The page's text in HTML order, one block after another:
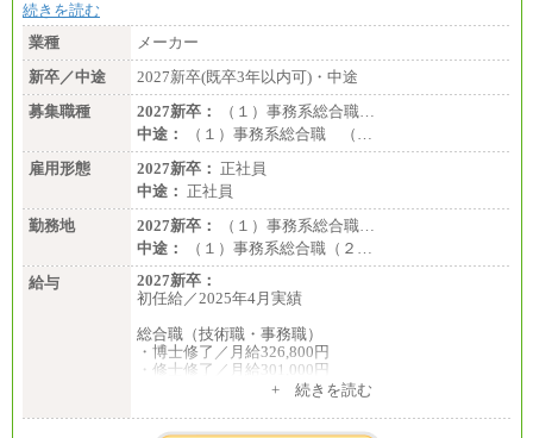
続きを読む
業種
メーカー
新卒／中途
2027新卒(既卒3年以内可)・中途
募集職種
2027新卒：
（１）事務系総合職…
中途：
（１）事務系総合職 （…
雇用形態
2027新卒： 正社員
中途： 正社員
勤務地
2027新卒：
（１）事務系総合職…
中途：
（１）事務系総合職（２…
給与
2027新卒：
初任給／2025年4月実績
総合職（技術職・事務職）
・博士修了／月給326,800円
・修士修了／月給301,000円
・大学卒／月給282,000円
・高専卒（本科）／月給256,000円
+ 続きを読む